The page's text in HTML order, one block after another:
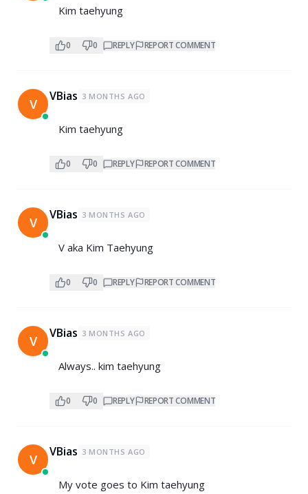
Kim taehyung
0 0 REPLY REPORT COMMENT
V VBias 3 MONTHS AGO
Kim taehyung
0 0 REPLY REPORT COMMENT
V VBias 3 MONTHS AGO
V aka Kim Taehyung
0 0 REPLY REPORT COMMENT
V VBias 3 MONTHS AGO
Always.. kim taehyung
0 0 REPLY REPORT COMMENT
V VBias 3 MONTHS AGO
My vote goes to Kim taehyung